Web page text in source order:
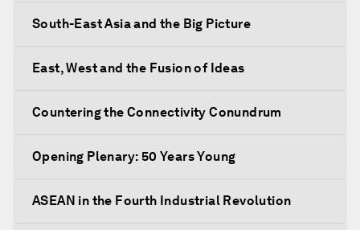
South-East Asia and the Big Picture
East, West and the Fusion of Ideas
Countering the Connectivity Conundrum
Opening Plenary: 50 Years Young
ASEAN in the Fourth Industrial Revolution